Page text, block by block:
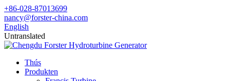
+86-028-87013699
nancy@forster-china.com
English
Untranslated
Thús
Produkten